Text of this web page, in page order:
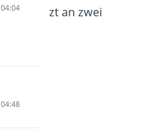
uns jetzt an zwei